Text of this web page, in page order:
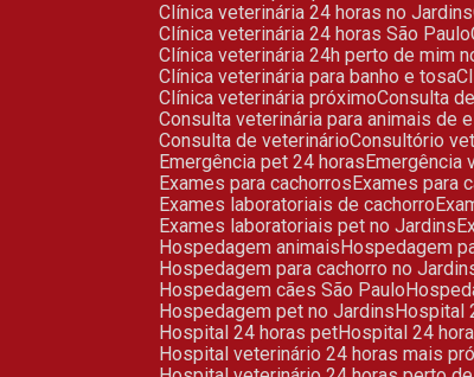
Clínica veterinária 24 horas no Jardins
Clínica veterinária 24 horas São Paulo
Clínica veterinária 24h perto de mim
Clínica veterinária para banho e tosa
Clínica veterinária próximo Consulta
Consulta veterinária para animais de
Consulta de veterinário Consultório
Emergência pet 24 horas
Exames para cachorros Exames para
Exames laboratoriais de cachorro
Exames laboratoriais pet no Jardins
Hospedagem animais
Hospedagem
Hospedagem para cachorro no
Hospedagem cães São Paulo
Hospedagem pet no Jardins
Hospital 24 horas pet
Hospital 24
Hospital veterinário 24 horas mais